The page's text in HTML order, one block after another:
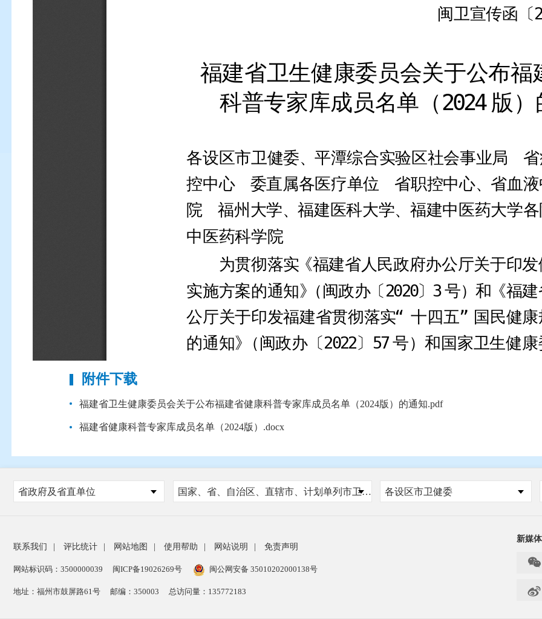
附件下载
福建省卫生健康委员会关于公布福建省健康科普专家库成员名单（2024版）的通知.pdf
福建省健康科普专家库成员名单（2024版）.docx
省政府及省直单位 国家、省、自治区、直辖市、计划单列市卫健委 各设区市卫健委
联系我们 评比统计 网站地图 使用帮助 网站说明 免责声明
网站标识码：3500000039 闽ICP备19026269号 闽公网安备 35010202000138号
地址：福州市鼓屏路61号 邮编：350003 总访问量： 135772183
新媒

